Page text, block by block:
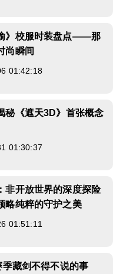
》校服时装盘点——那
尚瞬间
01:42:18
秘《遮天3D》首张概念
01:30:37
非开放世界的深度探险
略纯粹的守护之美
01:51:11
藏剑不得不说的事